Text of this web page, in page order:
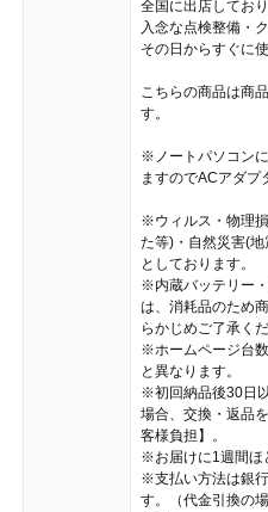
全国に出店してお
入念な点検整備・
その日からすぐに
こちらの商品は商
す。
※ノートパソコン
ますのでACアダプ
※ウィルス・物理
た等)・自然災害(
としております。
※内蔵バッテリー
は、消耗品のため
らかじめご了承くだ
※ホームページ台
と異なります。
※初回納品後30日
場合、交換・返品
客様負担】。
※お届けに1週間ほ
※支払い方法は銀
す。（代金引換の